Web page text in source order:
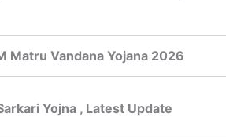
Matru Vandana Yojana 2026
Yojna , Latest Update